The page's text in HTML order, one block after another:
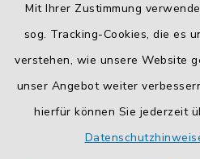
Mit Ihrer Zustimmung
sog. Tracking-Cookies, die es
verstehen, wie unsere Website
unser Angebot weiter
hierfür können Sie jederzeit
Die Durchwahlrufnummern
und Mitarbeiter finden Sie
Kontaktformular
SicheresKontaktformularmit